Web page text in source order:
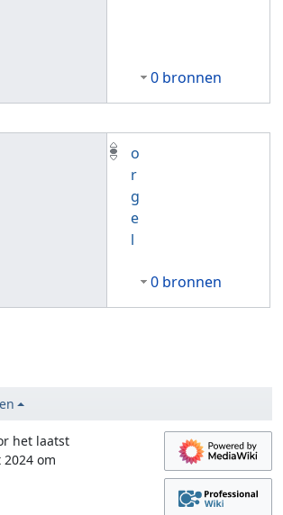
0 bronnen
o
r
g
e
l
0 bronnen
het laatst
om